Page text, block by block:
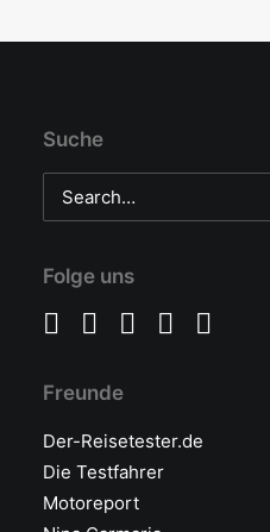
Suche
Folge uns
Freunde
Der-Reisetester.de
Die Testfahrer
Motoreport